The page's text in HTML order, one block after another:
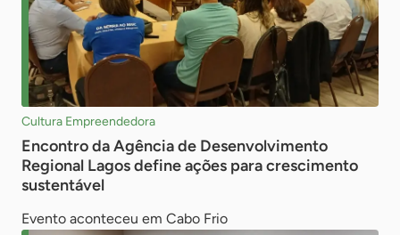
Cultura Empreendedora
Encontro da Agência de Desenvolvimento
Regional Lagos define ações para crescimento
sustentável
Evento aconteceu em Cabo Frio